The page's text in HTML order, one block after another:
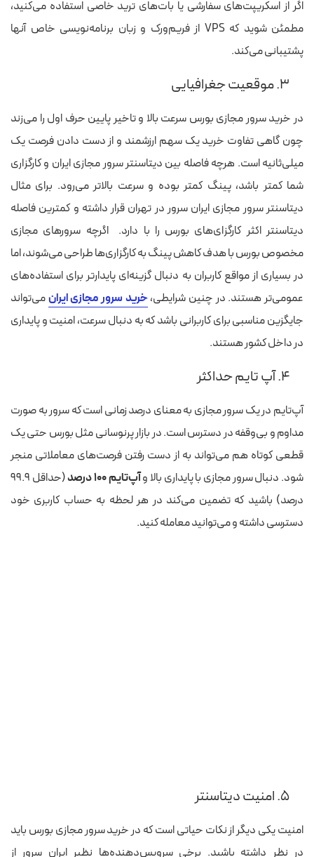
اگر از اسکریپت‌های سفارشی یا بات‌های ترید خاصی استفاده می‌کنید،
مطمئن شوید که VPS از فریم‌ورک و زبان برنامه‌نویسی خاص آنها
پشتیبانی می‌کند.
۳. موقعیت جغرافیایی
در خرید سرور مجازی بورس سرعت بالا و تاخیر پایین حرف اول را می‌زند
چون گاهی تفاوت خرید یک سهم ارزشمند و از دست دادن فرصت یک
میلی‌ثانیه است. هرچه فاصله بین دیتاسنترسرور مجازی ایران و کارگزاری
شما کمتر باشد، پینگ کمتر بوده و سرعت بالاتر می‌رود. برای مثال
دیتاسنتر سرور مجازی ایران سرور در تهران قرار داشته و کمترین فاصله
دیتاسنتر اکثر کارگزای‌های بورس را با دارد. اگرچه سرورهای مجازی
مخصوص بورس با هدف کاهش پینگ به کارگزاری‌ها طراحی می‌شوند، اما
در بسیاری از مواقع کاربران به دنبال گزینه‌ای پایدارتر برای استفاده‌های
عمومی‌تر هستند. در چنین شرایطی، خرید سرور مجازی ایرانمی‌تواند
جایگزین مناسبی برای کاربرانی باشد که به دنبال سرعت، امنیت و پایداری
در داخل کشور هستند.
۴. آپ‌ تایم حداکثر
آپ‌تایم در یک سرور مجازی به معنای درصد زمانی است که سرور به صورت
مداوم و بی‌وقفه در دسترس است. در بازار پرنوسانی مثل بورس حتی یک
قطعی کوتاه هم می‌تواند به از دست رفتن فرصت‌های معاملاتی منجر
‌شود. دنبال سرور مجازی با پایداری بالا وآپ‌تایم ۱۰۰ درصد
(حداقل ۹۹.۹
درصد) باشید که تضمین می‌کند در هر لحظه به حساب کاربری خود
دسترسی داشته و می‌توانید معامله کنید.
۵. امنیت دیتاسنتر
امنیت یکی دیگر از نکات حیاتی است که در خرید سرور مجازی بورس باید
در نظر داشته باشید. برخی سرویس‌دهنده‌‌ها نظیر ایران سرور از